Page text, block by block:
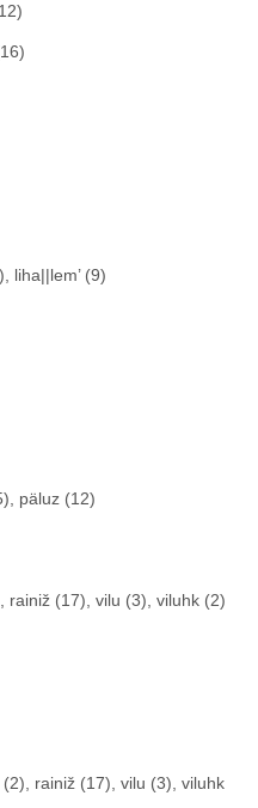
liha||lem’ (9)
päluz (12)
rainiž (17), vilu (3), viluhk (2)
rainiž (17), vilu (3), viluhk